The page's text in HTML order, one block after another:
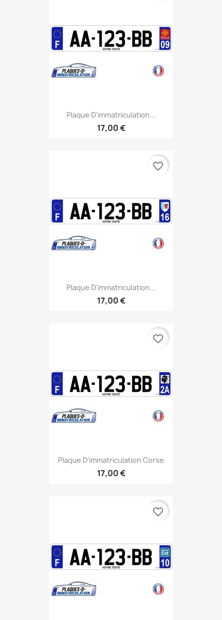
Plaque D'immatriculation...
17,00 €
Plaque D'immatriculation...
17,00 €
favorite_border
Plaque D'immatriculation Corse
17,00 €
favorite_border
favorite_border